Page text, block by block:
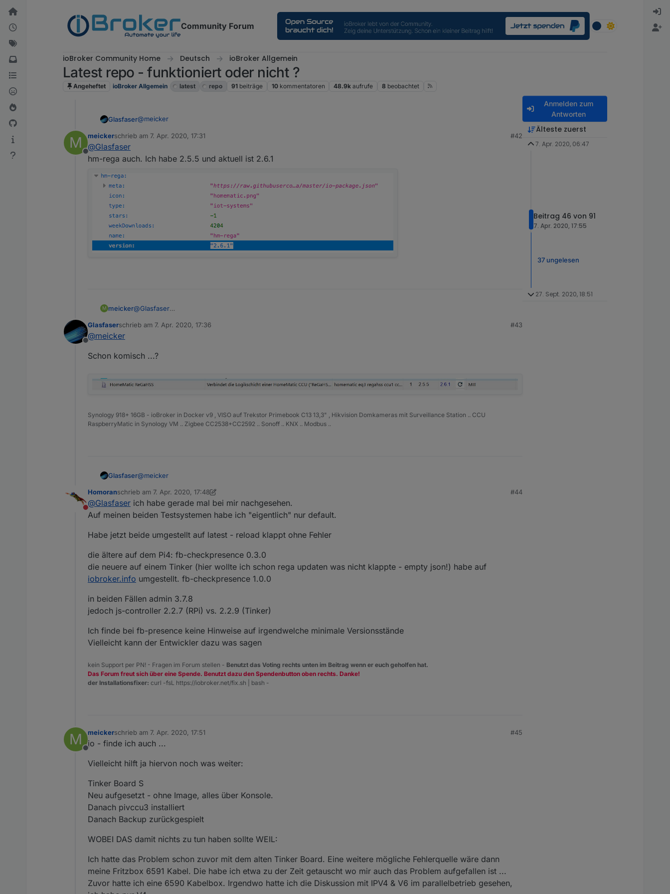
Weiter zum Inhalt
Community Forum
ioBroker Community Home Deutsch ioBroker Allgemein
Latest repo - funktioniert oder nicht ?
Angeheftet ioBroker Allgemein latest repo 91 beiträge 10 kommentatoren 48.9k aufrufe 8 beobachtet
Glasfaser@meicker
Im Json von "http://iobroker.live/repo/sources-dist-latest.json
.
Latest repo - funktioniert oder nicht ?
Laut Liste (http://download.iobroker.net/list.html) ist die 1.0.0 gerade erst im latest.
M
Offline
meickerschrieb am 7. Apr. 2020, 17:31
zuletzt editiert von
#42
@Glasfaser
hm-rega auch. Ich habe 2.5.5 und aktuell ist 2.6.1
M meicker@Glasfaser
Offline
Glasfaserschrieb am 7. Apr. 2020, 17:36
zuletzt editiert von
#43
@meicker
Schon komisch ...?
Synology 918+ 16GB - ioBroker in Docker v9 , VISO auf Trekstor Primebook C13 13,3" , Hikvision Domkameras mit Surveillance Station .. CCU
RaspberryMatic in Synology VM .. Zigbee CC2538+CC2592 .. Sonoff .. KNX .. Modbus ..
Glasfaser@meicker
Schon komisch ...?
Nicht stören
Homoranschrieb am 7. Apr. 2020, 17:48
zuletzt editiert von Homoran4. Juli 2020, 19:54
#44
@Glasfaser ich habe gerade mal bei mir nachgesehen.
Auf meinen beiden Testsystemen habe ich "eigentlich" nur default.
Habe jetzt beide umgestellt auf latest - reload klappt ohne Fehler
die ältere auf dem Pi4: fb-checkpresence 0.3.0
die neuere auf einem Tinker (hier wollte ich schon rega updaten was nicht klappte - empty json!) habe auf
iobroker.info umgestellt. fb-checkpresence 1.0.0
in beiden Fällen admin 3.7.8
jedoch js-controller 2.2.7 (RPi) vs. 2.2.9 (Tinker)
Ich finde bei fb-presence keine Hinweise auf irgendwelche minimale Versionsstände
Vielleicht kann der Entwickler dazu was sagen
kein Support per PN! - Fragen im Forum stellen - Benutzt das Voting rechts unten im Beitrag wenn er euch geholfen hat.
Das Forum freut sich über eine Spende. Benutzt dazu den Spendenbutton oben rechts. Danke!
der Installationsfixer: curl -fsL https://iobroker.net/fix.sh | bash -
M
Offline
meickerschrieb am 7. Apr. 2020, 17:51
zuletzt editiert von
#45
jo - finde ich auch ...
Vielleicht hilft ja hiervon noch was weiter:
Tinker Board S
Neu aufgesetzt - ohne Image, alles über Konsole.
Danach pivccu3 installiert
Danach Backup zurückgespielt
WOBEI DAS damit nichts zu tun haben sollte WEIL:
Ich hatte das Problem schon zuvor mit dem alten Tinker Board. Eine weitere mögliche Fehlerquelle wäre dann
meine Fritzbox 6591 Kabel. Die habe ich etwa zu der Zeit getauscht wo mir auch das Problem aufgefallen ist ...
Zuvor hatte ich eine 6590 Kabelbox. Irgendwo hatte ich die Diskussion mit IPV4 & V6 im parallelbetrieb gesehen,
Anmelden zum
Antworten
Älteste zuerst
7. Apr. 2020, 06:47
Beitrag 46 von 91
7. Apr. 2020, 17:55
37 ungelesen
27. Sept. 2020, 18:51